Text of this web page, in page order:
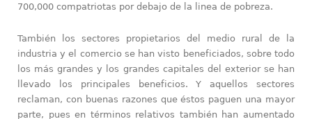
700,000 compatriotas por debajo de la linea de pobreza.
También los sectores propietarios del medio rural de la
industria y el comercio se han visto beneficiados, sobre todo
los más grandes y los grandes capitales del exterior se han
llevado los principales beneficios. Y aquellos sectores
reclaman, con buenas razones que éstos paguen una mayor
parte, pues en términos relativos también han aumentado